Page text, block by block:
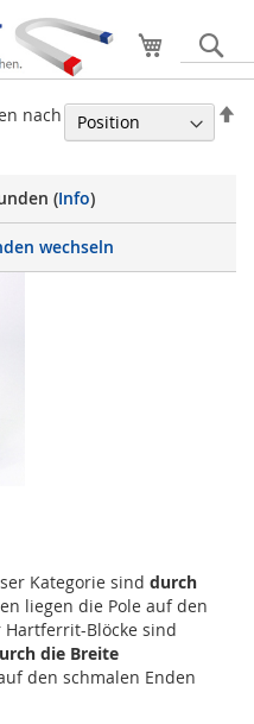
Mein
Kategorie sind durch
liegen die Pole auf den
Hartferrit-Blöcke sind
die Breite
den schmalen Enden
nach
(Info)
wechseln